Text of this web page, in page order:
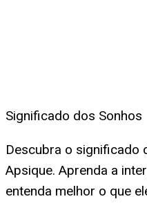
Significado dos Sonhos
Descubra o significado
Apsique. Aprenda a
entenda melhor o que